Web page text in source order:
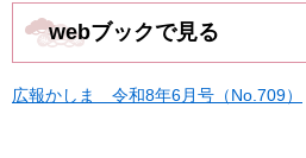
webブックで見る
広報かしま 令和8年6月号（No.709）